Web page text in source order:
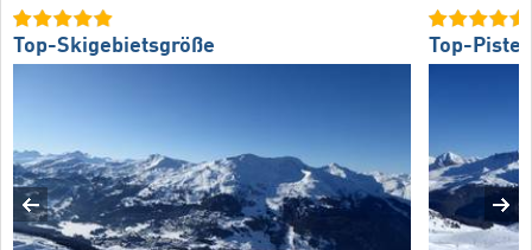
Top-Skigebietsgröße Top-